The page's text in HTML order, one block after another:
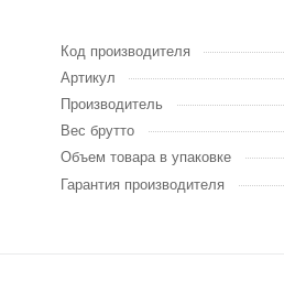
Код производителя
Артикул
Производитель
Вес брутто
Объем товара в упаковке
Гарантия производителя